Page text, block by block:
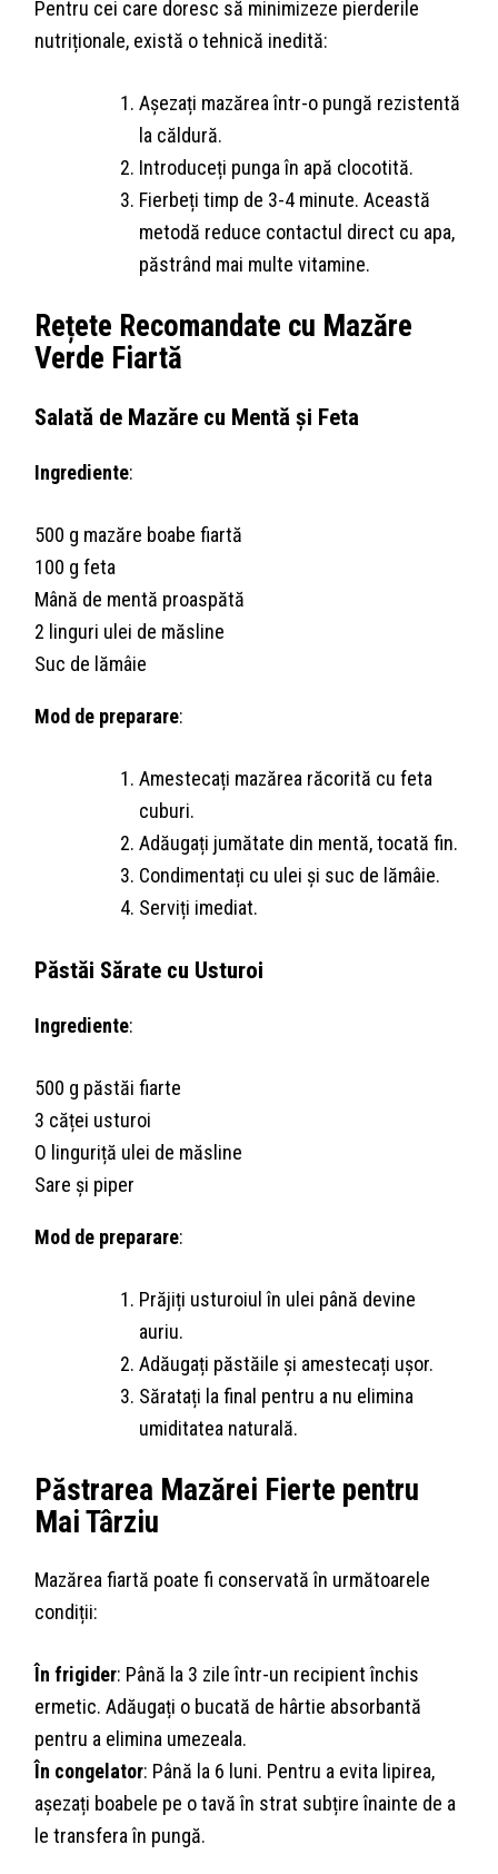
Pentru cei care doresc să minimizeze pierderile
nutriționale, există o tehnică inedită:
Așezați mazărea într-o pungă rezistentă
la căldură.
Introduceți punga în apă clocotită.
Fierbeți timp de 3-4 minute. Această
metodă reduce contactul direct cu apa,
păstrând mai multe vitamine.
Rețete Recomandate cu Mazăre
Verde Fiartă
Salată de Mazăre cu Mentă și Feta
Ingrediente:
500 g mazăre boabe fiartă
100 g feta
Mână de mentă proaspătă
2 linguri ulei de măsline
Suc de lămâie
Mod de preparare:
Amestecați mazărea răcorită cu feta
cuburi.
Adăugați jumătate din mentă, tocată fin.
Condimentați cu ulei și suc de lămâie.
Serviți imediat.
Păstăi Sărate cu Usturoi
Ingrediente:
500 g păstăi fiarte
3 căței usturoi
O linguriță ulei de măsline
Sare și piper
Mod de preparare:
Prăjiți usturoiul în ulei până devine
auriu.
Adăugați păstăile și amestecați ușor.
Săratați la final pentru a nu elimina
umiditatea naturală.
Păstrarea Mazărei Fierte pentru
Mai Târziu
Mazărea fiartă poate fi conservată în următoarele
condiții:
În frigider: Până la 3 zile într-un recipient închis
ermetic. Adăugați o bucată de hârtie absorbantă
pentru a elimina umezeala.
În congelator: Până la 6 luni. Pentru a evita lipirea,
așezați boabele pe o tavă în strat subțire înainte de a
le transfera în pungă.